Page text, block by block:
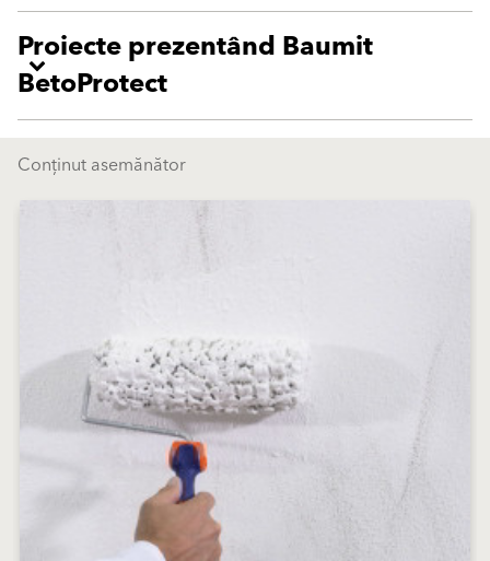
Proiecte prezentând Baumit
BetoProtect
Conținut asemănător